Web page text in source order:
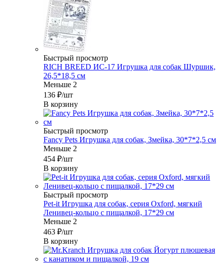
Быстрый просмотр
RICH BREED ИС-17 Игрушка для собак Шуршик,
26,5*18,5 см
Меньше 2
136 ₽/шт
В корзину
Быстрый просмотр
Fancy Pets Игрушка для собак, Змейка, 30*7*2,5 см
Меньше 2
454 ₽/шт
В корзину
Быстрый просмотр
Pet-it Игрушка для собак, серия Oxford, мягкий
Ленивец-кольцо с пищалкой, 17*29 см
Меньше 2
463 ₽/шт
В корзину